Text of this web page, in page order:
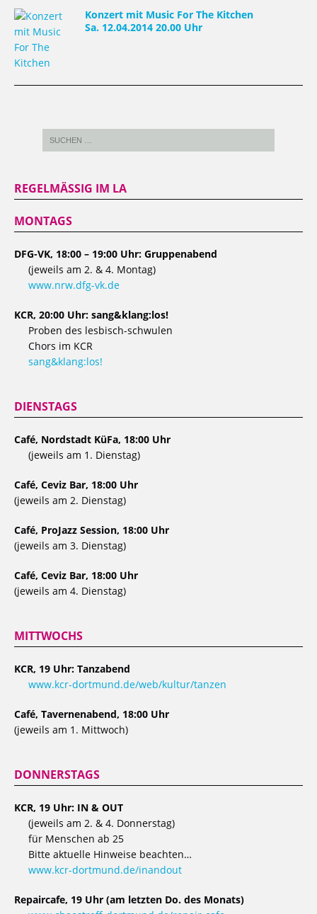
Konzert mit Music For The Kitchen
Sa. 12.04.2014 20.00 Uhr
REGELMÄSSIG IM LA
MONTAGS
DFG-VK, 18:00 – 19:00 Uhr: Gruppenabend
(jeweils am 2. & 4. Montag)
www.nrw.dfg-vk.de
KCR, 20:00 Uhr: sang&klang:los!
Proben des lesbisch-schwulen
Chors im KCR
sang&klang:los!
DIENSTAGS
Café, Nordstadt KüFa, 18:00 Uhr
(jeweils am 1. Dienstag)
Café, Ceviz Bar, 18:00 Uhr
(jeweils am 2. Dienstag)
Café, ProJazz Session, 18:00 Uhr
(jeweils am 3. Dienstag)
Café, Ceviz Bar, 18:00 Uhr
(jeweils am 4. Dienstag)
MITTWOCHS
KCR, 19 Uhr: Tanzabend
www.kcr-dortmund.de/web/kultur/tanzen
Café, Tavernenabend, 18:00 Uhr
(jeweils am 1. Mittwoch)
DONNERSTAGS
KCR, 19 Uhr: IN & OUT
(jeweils am 2. & 4. Donnerstag)
für Menschen ab 25
Bitte aktuelle Hinweise beachten…
www.kcr-dortmund.de/inandout
Repaircafe, 19 Uhr (am letzten Do. des Monats)